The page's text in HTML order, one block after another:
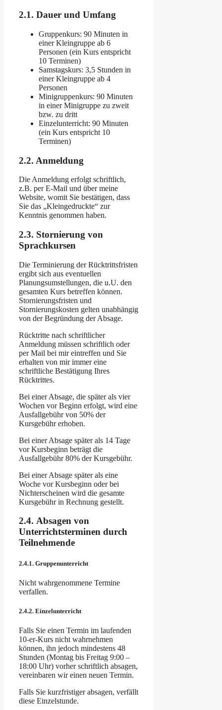
2.1. Dauer und Umfang
Gruppenkurs: 90 Minuten in
einer Kleingruppe ab 6
Personen (ein Kurs entspricht
10 Terminen)
Samstagskurs: 3,5 Stunden in
einer Kleingruppe ab 4
Personen
Minigruppenkurs: 90 Minuten
in einer Minigruppe zu zweit
bzw. zu dritt
Einzelunterricht: 90 Minuten
(ein Kurs entspricht 10
Terminen)
2.2. Anmeldung
Die Anmeldung erfolgt schriftlich,
z.B. per E-Mail und über meine
Website, womit Sie bestätigen, dass
Sie das „Kleingedruckte“ zur
Kenntnis genommen haben.
2.3. Stornierung von
Sprachkursen
Die Terminierung der Rücktrittsfristen
ergibt sich aus eventuellen
Planungsumstellungen, die u.U. den
gesamten Kurs betreffen können.
Stornierungsfristen und
Stornierungskosten gelten unabhängig
von der Begründung der Absage.
Rücktritte nach schriftlicher
Anmeldung müssen schriftlich oder
per Mail bei mir eintreffen und Sie
erhalten von mir immer eine
schriftliche Bestätigung Ihres
Rücktrittes.
Bei einer Absage, die später als vier
Wochen vor Beginn erfolgt, wird eine
Ausfallgebühr von 50% der
Kursgebühr erhoben.
Bei einer Absage später als 14 Tage
vor Kursbeginn beträgt die
Ausfallgebühr 80% der Kursgebühr.
Bei einer Absage später als eine
Woche vor Kursbeginn oder bei
Nichterscheinen wird die gesamte
Kursgebühr in Rechnung gestellt.
2.4. Absagen von
Unterrichtsterminen durch
Teilnehmende
2.4.1. Gruppenunterricht
Nicht wahrgenommene Termine
verfallen.
2.4.2. Einzelunterricht
Falls Sie einen Termin im laufenden
10-er-Kurs nicht wahrnehmen
können, ihn jedoch mindestens 48
Stunden (Montag bis Freitag 9:00 –
18:00 Uhr) vorher schriftlich absagen,
vereinbaren wir einen neuen Termin.
Falls Sie kurzfristiger absagen, verfällt
diese Einzelstunde.